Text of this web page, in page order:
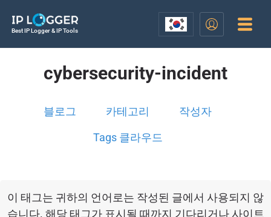
Best IP Logger & IP Tools
cybersecurity-incident
블로그 카테고리 작성자
Tags 클라우드